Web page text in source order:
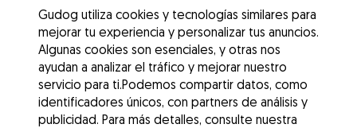
Gudog utiliza cookies y tecnologías similares para
mejorar tu experiencia y personalizar tus anuncios.
Algunas cookies son esenciales, y otras nos
ayudan a analizar el tráfico y mejorar nuestro
servicio para ti.Podemos compartir datos, como
identificadores únicos, con partners de análisis y
publicidad. Para más detalles, consulte nuestra